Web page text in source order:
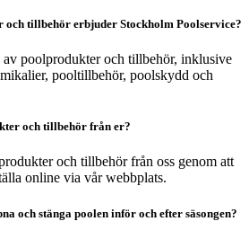
tillbehör erbjuder Stockholm Poolservice?
poolprodukter och tillbehör, inklusive
pooltillbehör, poolskydd och
och tillbehör från er?
och tillbehör från oss genom att
online via vår webbplats.
och stänga poolen inför och efter säsongen?